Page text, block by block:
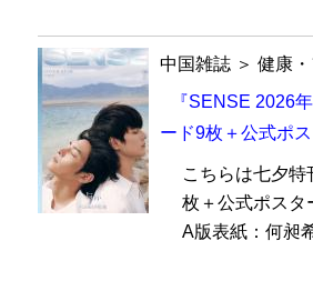
中国雑誌 ＞ 健康
『SENSE 2026
ード9枚＋公式ポ
こちらは七夕
枚＋公式ポスタ
A版表紙：何昶